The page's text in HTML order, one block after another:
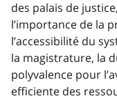
des palais de
l’importance de la
l’accessibilité du
la magistrature, la
polyvalence pour
efficiente des